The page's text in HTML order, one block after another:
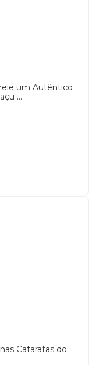
um Autêntico
...
Cataratas do